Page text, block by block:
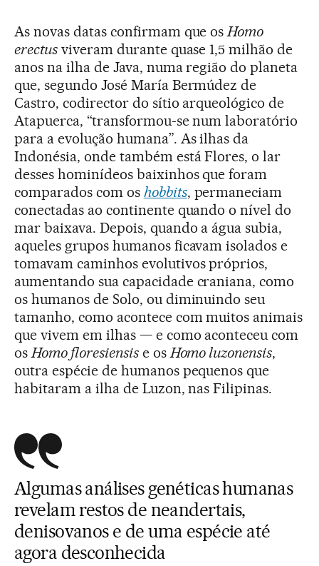
As novas datas confirmam que os Homo
erectusviveram durante quase 1,5 milhão de
anos na ilha de Java, numa região do planeta
que, segundo José María Bermúdez de
Castro, codirector do sítio arqueológico de
Atapuerca, “transformou-se num laboratório
para a evolução humana”. As ilhas da
Indonésia, onde também está Flores, o lar
desses hominídeos baixinhos que foram
comparados com os hobbits, permaneciam
conectadas ao continente quando o nível do
mar baixava. Depois, quando a água subia,
aqueles grupos humanos ficavam isolados e
tomavam caminhos evolutivos próprios,
aumentando sua capacidade craniana, como
os humanos de Solo, ou diminuindo seu
tamanho, como acontece com muitos animais
que vivem em ilhas — e como aconteceu com
os Homo floresiensise os Homo luzonensis,
outra espécie de humanos pequenos que
habitaram a ilha de Luzon, nas Filipinas.
Algumas análises genéticas humanas
revelam restos de neandertais,
denisovanos e de uma espécie até
agora desconhecida